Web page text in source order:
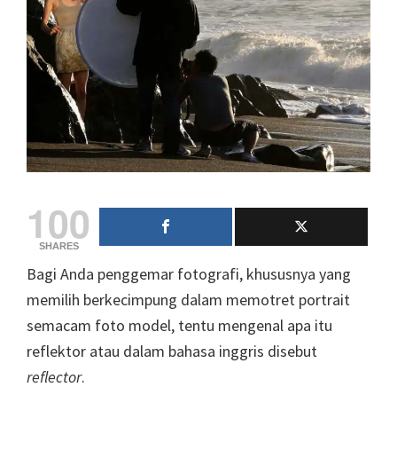
100
SHARES
Bagi Anda penggemar fotografi, khususnya yang
memilih berkecimpung dalam memotret portrait
semacam foto model, tentu mengenal apa itu
reflektor atau dalam bahasa inggris disebut
reflector.